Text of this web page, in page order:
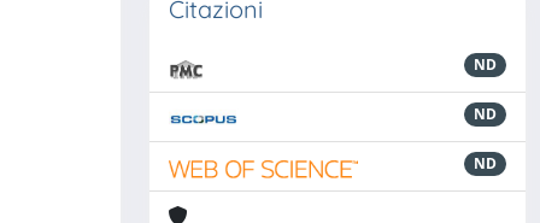
Citazioni
ND
ND
ND